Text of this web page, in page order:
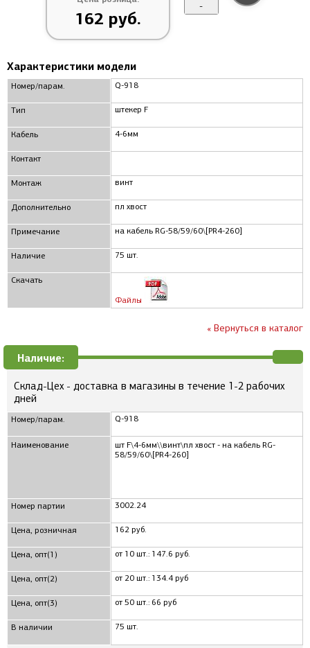
162 руб.
-
Характеристики модели
Номер/парам.
Тип
Кабель
Контакт
Монтаж
Дополнительно
Примечание
Наличие
Скачать
Q-918
штекер F
4-6мм
винт
пл хвост
на кабель RG-58/59/60\[PR4-260]
75 шт.
Файлы
« Вернуться в каталог
Наличие:
Склад-Цех - доставка в магазины в течение 1-2 рабочих
дней
Номер/парам.
Наименование
Номер партии
Цена, розничная
Цена, опт(1)
Цена, опт(2)
Цена, опт(3)
В наличии
Q-918
шт F\4-6мм\\винт\пл хвост - на кабель RG-
58/59/60\[PR4-260]
3002.24
162 руб.
от 10 шт.: 147.6 руб.
от 20 шт.: 134.4 руб
от 50 шт.: 66 руб
75 шт.